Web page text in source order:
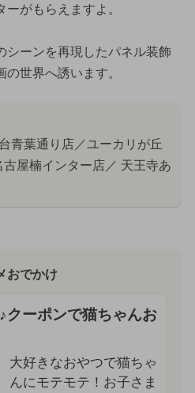
がもらえますよ。
シーンを再現したパネル装飾
世界へ誘います。
青葉通り店／ユーカリが丘
屋楠インター店／ 天王寺あ
おでかけ
クーポンで猫ちゃんお
大好きなおやつで猫ちゃ
んにモテモテ！お子さま